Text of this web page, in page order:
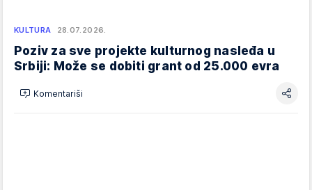
KULTURA 28.07.2026.
Poziv za sve projekte kulturnog nasleđa u
Srbiji: Može se dobiti grant od 25.000 evra
Komentariši